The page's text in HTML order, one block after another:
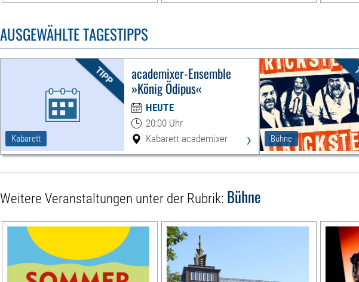
AUSGEWÄHLTE TAGESTIPPS
Kabarett
academixer-Ensemble
»König Ödipus«
HEUTE
20:00 Uhr
Kabarett academixer
› Bühne
Weitere Veranstaltungen unter der Rubrik: Bühne